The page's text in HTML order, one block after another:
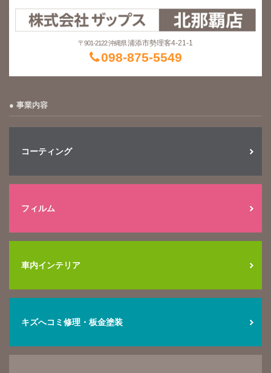
〒901-2122 沖縄県浦添市勢理客4-21-1
098-875-5549
事業内容
コーティング
フィルム
車内インテリア
キズへコミ修理・板金塗装